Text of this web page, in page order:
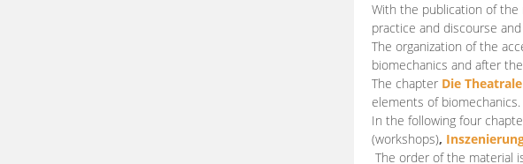
With the publication of
practice and discourse
The organization of the
biomechanics and after
The chapter Die
elements of
In the following four
(workshops),
The order of the material